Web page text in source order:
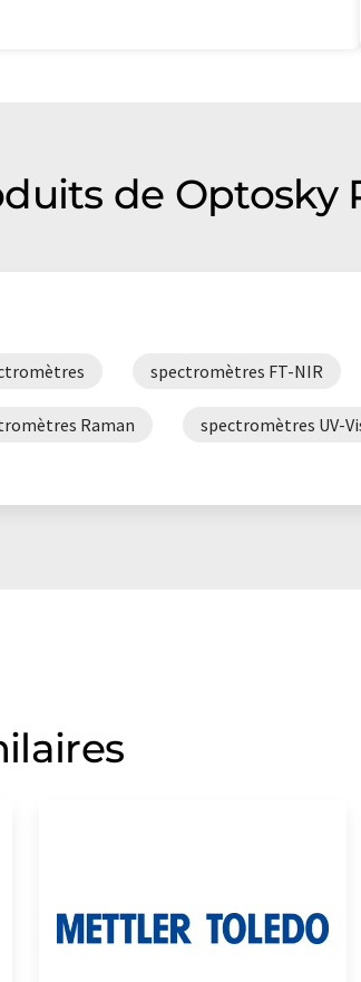
de Optosky
spectromètres FT-NIR
Raman spectromètres UV-